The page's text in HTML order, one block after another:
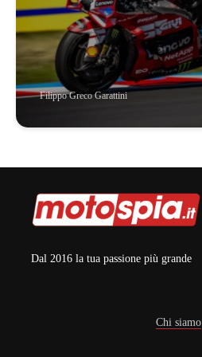
Filippo Greco Garattini
Dal 2016 la tua passione più grande
Chi siamo